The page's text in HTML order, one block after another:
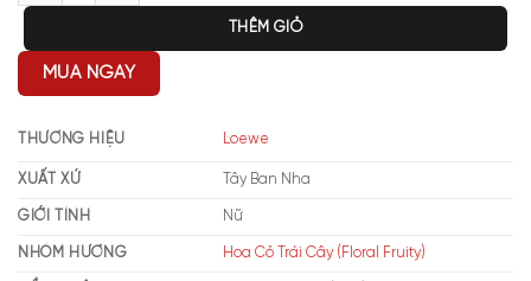
THÊM GIỎ
MUA NGAY
THƯƠNG HIỆU Loewe
XUẤT XỨ Tây Ban Nha
GIỚI TÍNH Nữ
NHÓM HƯƠNG Hoa Cỏ Trái Cây (Floral Fruity)